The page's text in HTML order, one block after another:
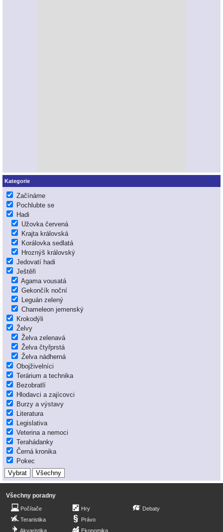
Kategorie
Začínáme
Pochlubte se
Hadi
Užovka červená
Krajta královská
Korálovka sedlatá
Hroznýš královský
Jedovatí hadi
Ještěři
Agama vousatá
Gekončík noční
Leguán zelený
Chameleon jemenský
Krokodýli
Želvy
Želva zelenavá
Želva čtyřprstá
Želva nádherná
Obojživelníci
Terárium a technika
Bezobratlí
Hlodavci a zajícovci
Burzy a výstavy
Literatura
Legislativa
Veterina a nemoci
Terahádanky
Černá kronika
Pokec
Všechny poradny
Počítače
Teraristika
Akvaristika
Hry
Právo
Ekonomika
Debaty